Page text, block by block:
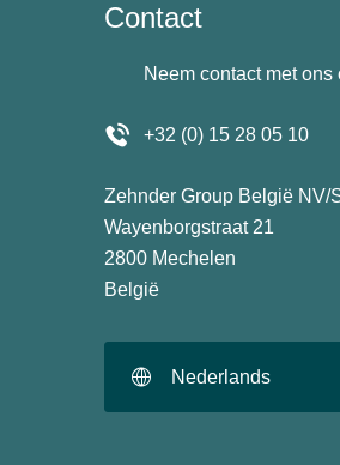
Contact
Neem contact met ons
+32 (0) 15 28 05 10
Zehnder Group België NV/
Wayenborgstraat 21
2800 Mechelen
België
Nederlands